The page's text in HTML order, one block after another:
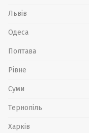
Львів
Одеса
Полтава
Рівне
Суми
Тернопіль
Харків